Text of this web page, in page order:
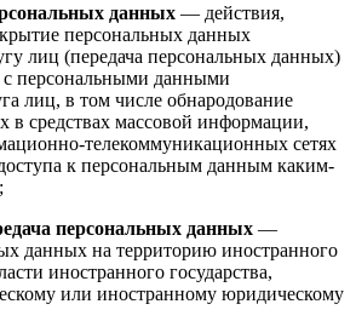
данных — действия,
персональных данных
лиц (передача персональных данных)
с персональными данными
лиц, в том числе обнародование
в средствах массовой информации,
телекоммуникационных сетях
к персональным данным каким-
персональных данных —
данных на территорию иностранного
иностранного государства,
или иностранному юридическому